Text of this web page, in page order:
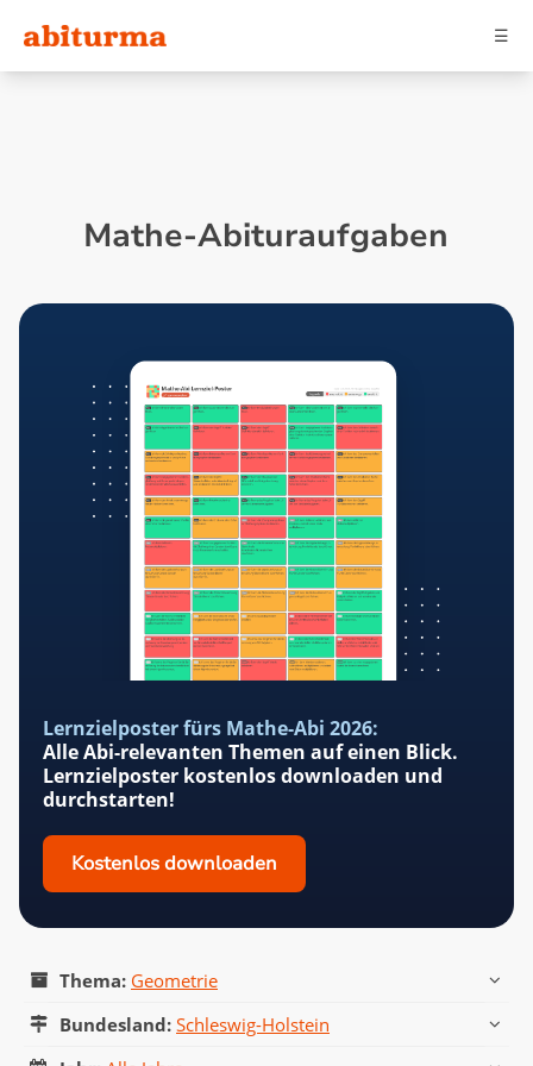
☰
Mathe-Abituraufgaben
Lernzielposter fürs Mathe-Abi 2026:
Alle Abi-relevanten Themen auf einen Blick.
Lernzielposter kostenlos downloaden und
durchstarten!
Kostenlos downloaden
Thema: Geometrie
Alle Themen
Analysis
Geometrie
Stochastik
Wahlteil
Pflichtteil
Hilfsmittelfreier Teil
Bundesland: Schleswig-Holstein